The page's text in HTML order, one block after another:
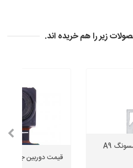
زیر را هم خریده اند.
قیمت اسپیکر بازر سامسونگ A9
قیمت دوربین جلو J6 Plus